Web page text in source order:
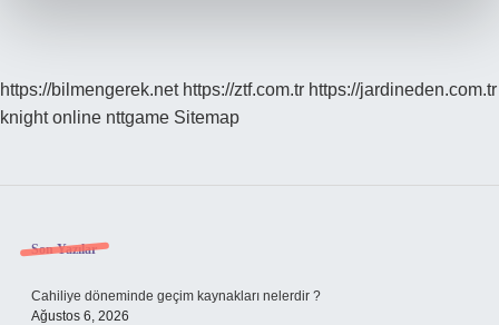
https://bilmengerek.net https://ztf.com.tr https://jardineden.com.tr
knight online nttgame Sitemap
Sidebar
Son Yazılar
Cahiliye döneminde geçim kaynakları nelerdir ?
Ağustos 6, 2026